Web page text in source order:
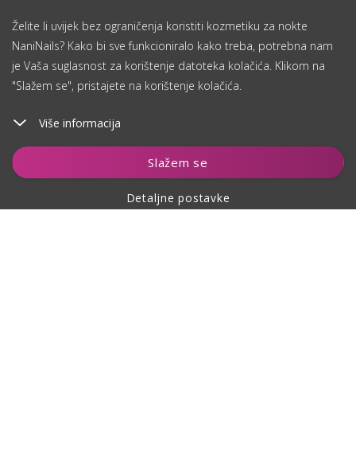
Želite li uvijek bez ograničenja koristiti kozmetiku za nokte
NaniNails? Kako bi sve funkcioniralo kako treba, potrebna nam
je Vaša suglasnost za korištenje datoteka kolačića. Klikom na
"Slažem se", pristajete na korištenje kolačića.
Više informacija
Slažem se
Detaljne postavke